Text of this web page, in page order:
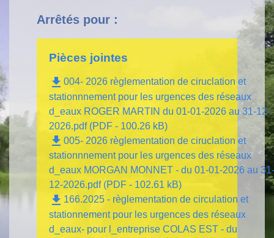
Arrêtés pour :
Pièces jointes
file_download 004- 2026 règlementation de ciruclation et
stationnnement pour les urgences des réseaux
d_eaux ROGER MARTIN du 01-01-2026 au 31-12-
2026.pdf (PDF - 100.26 kB)
file_download 005- 2026 règlementation de ciruclation et
stationnnement pour les urgences des réseaux
d_eaux MORGAN MONNET - du 01-01-2026 au 31-
12-2026.pdf (PDF - 102.61 kB)
file_download 166.2025 - règlementation de circulation et
stationnement pour les urgences des réseaux
d_eaux- pour l_entreprise COLAS EST - du